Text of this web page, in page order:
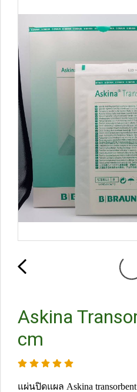
Askina
cm
แผ่นปิดแผล Askina